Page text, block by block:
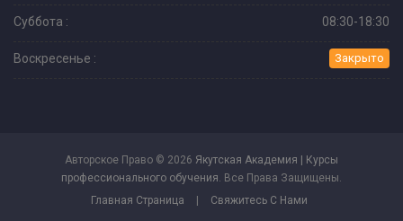
Суббота : 08:30-18:30
Воскресенье : Закрыто
Авторское Право © 2026 Якутская Академия | Курсы
профессионального обучения. Все Права Защищены.
Главная Страница
Свяжитесь С Нами